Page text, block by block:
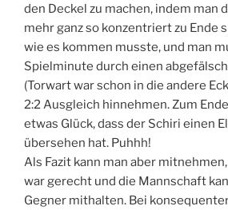
den Deckel zu machen, indem man
mehr ganz so konzentriert zu Ende
wie es kommen musste, und man
Spielminute durch einen
(Torwart war schon in die andere
2:2 Ausgleich hinnehmen. Zum
etwas Glück, dass der Schiri einen
übersehen hat. Puhhh!
Als Fazit kann man aber
war gerecht und die Mannschaft
Gegner mithalten. Bei